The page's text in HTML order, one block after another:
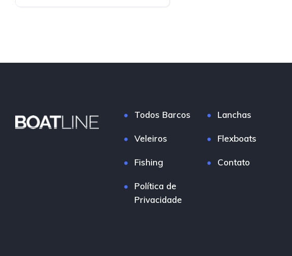
Todos Barcos Lanchas
Veleiros Flexboats
Fishing Contato
Política de
Privacidade